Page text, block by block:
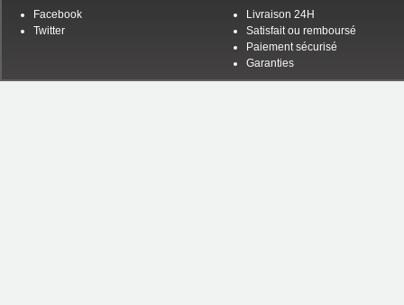
Facebook
Twitter
Livraison 24H
Satisfait ou remboursé
Paiement sécurisé
Garanties